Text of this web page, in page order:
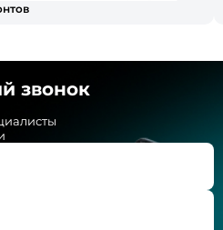
звонок